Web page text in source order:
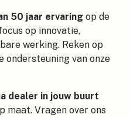
50 jaar ervaring op de
op innovatie,
werking. Reken op
ondersteuning van onze
dealer in jouw buurt
maat. Vragen over ons